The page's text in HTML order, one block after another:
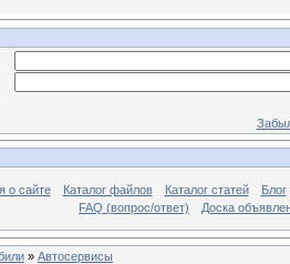
о сайте Каталог файлов Каталог статей
Блог
FAQ (вопрос/ответ)
Доска
» Автосервисы